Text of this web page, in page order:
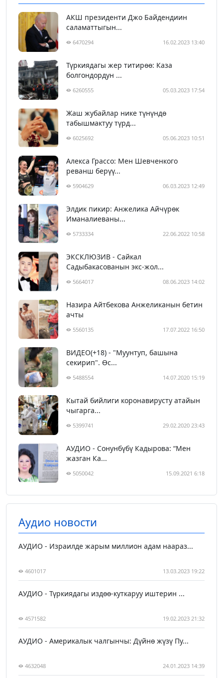
АКШ президенти Джо Байдендиин
саламаттыгын...
6470294 16.02.2023 13:40
Түркиядагы жер титирөө: Каза
болгондордун ...
6260555 05.03.2023 17:54
Жаш жубайлар нике түнүндө
табышмактуу түрд...
6025692 05.06.2023 10:51
Алекса Грассо: Мен Шевченкого
реванш берүү...
5904629 06.03.2023 12:49
Элдик пикир: Анжелика Айчүрөк
Иманалиеваны...
5733334 22.06.2022 10:58
ЭКСКЛЮЗИВ - Сайкал
Садыбакасованын экс-жол...
5664017 08.06.2023 14:02
Назира Айтбекова Анжеликанын бетин
ачты
5560135 17.07.2022 16:50
ВИДЕО(+18) - "Муунтуп, башына
секирип". Өс...
5488554 14.07.2020 15:19
Кытай бийлиги коронавирусту атайын
чыгарга...
5399741 29.02.2020 23:43
АУДИО - Сонунбүбү Кадырова: “Мен
жазган Ка...
5050042 15.09.2021 6:18
Аудио новости
АУДИО - Израилде жарым миллион адам наараз...
4601017 13.03.2023 19:22
АУДИО - Түркиядагы издөө-куткаруу иштерин ...
4571582 19.02.2023 21:32
АУДИО - Америкалык чалгынчы: Дүйнө жүзү Пу...
4632048 24.01.2023 14:39